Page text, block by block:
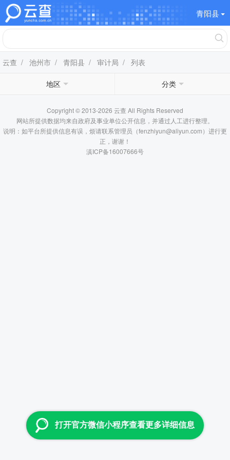
青阳县
云查 / 池州市 / 青阳县 / 审计局 / 列表
地区 分类
Copyright © 2013-2026 云查 All Rights Reserved
网站所提供数据均来自政府及事业单位公开信息，并通过人工进行整理。
说明：如平台所提供信息有误，烦请联系管理员（fenzhiyun@aliyun.com）进行更
正，谢谢！
滇ICP备16007666号
打开官方微信小程序查看更多详细信息